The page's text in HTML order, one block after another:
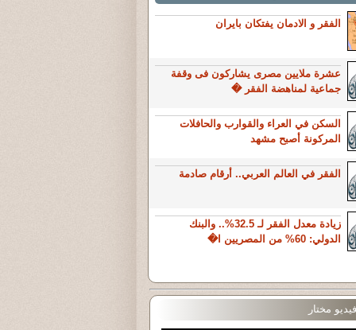
الفقر و الادمان يفتكان بايران
عشرة ملايين مصرى يشاركون فى وقفة
جماعية لمناهضة الفقر �
السكن في العراء والقوارب والحافلات
المركونة أصبح مشهد
الفقر في العالم العربي.. أرقام صادمة
زيادة معدل الفقر لـ 32.5%.. والبنك
الدولي: 60% من المصريين ا�
فيديو مختار